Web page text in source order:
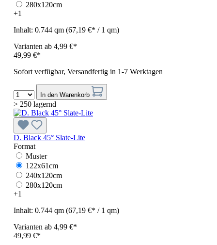
280x120cm
+1
Inhalt: 0.744 qm (67,19 €* / 1 qm)
Varianten ab 4,99 €*
49,99 €*
Sofort verfügbar, Versandfertig in 1-7 Werktagen
In den Warenkorb
> 250 lagernd
D. Black 45° Slate-Lite
Format
Muster
122x61cm
240x120cm
280x120cm
+1
Inhalt: 0.744 qm (67,19 €* / 1 qm)
Varianten ab 4,99 €*
49,99 €*